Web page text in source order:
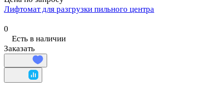
Лифтомат для разгрузки пильного центра
0
Есть в наличии
Заказать